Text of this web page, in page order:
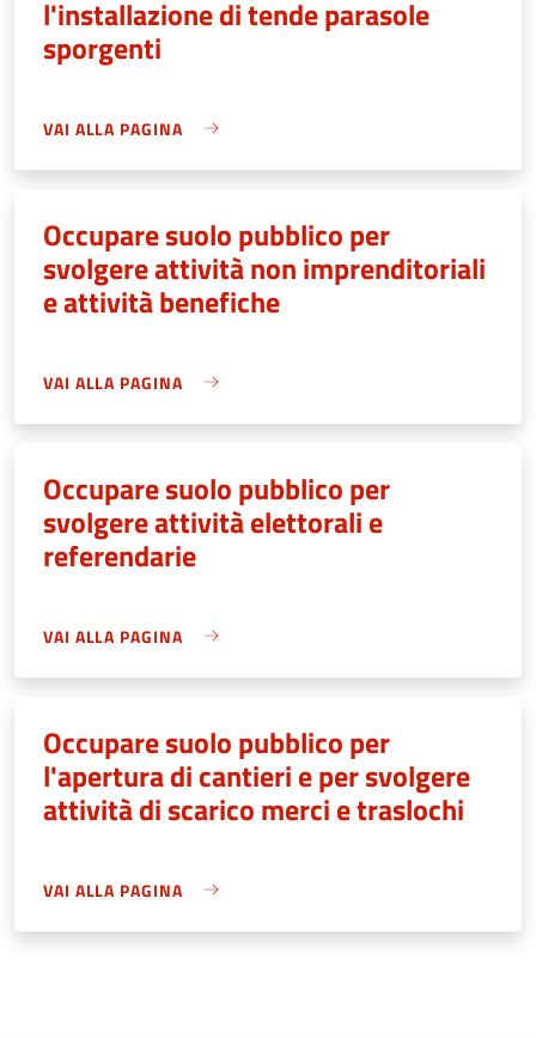
l'installazione di tende parasole
sporgenti
VAI ALLA PAGINA
Occupare suolo pubblico per
svolgere attività non imprenditoriali
e attività benefiche
VAI ALLA PAGINA
Occupare suolo pubblico per
svolgere attività elettorali e
referendarie
VAI ALLA PAGINA
Occupare suolo pubblico per
l'apertura di cantieri e per svolgere
attività di scarico merci e traslochi
VAI ALLA PAGINA